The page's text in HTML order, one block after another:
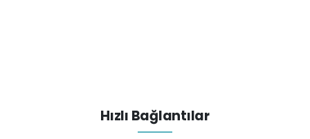
Hızlı Bağlantılar